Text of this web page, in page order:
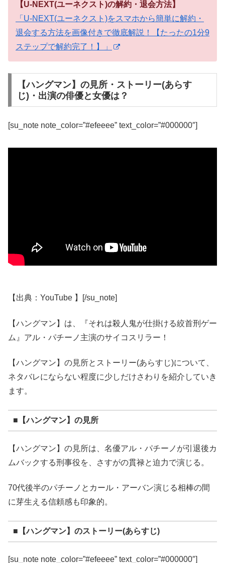
【U-NEXT(ユーネクスト)の解約・退会方法】
「U-NEXT(ユーネクスト)をスマホから簡単に解約・
退会する方法を画像付きで徹底解説！【たったの1分9
ステップで解約完了！】」
【ハングマン】の見所・ストーリー(あらす
じ)・出演の俳優と女優は？
[su_note note_color=”#efeeee” text_color=”#000000″]
【出典：YouTube 】[/su_note]
【ハングマン】は、『それは殺人鬼が仕掛ける絞首刑ゲー
ム』アル・パチーノ主演のサイコスリラー！
【ハングマン】の見所とストーリー(あらすじ)について、
ネタバレにならない程度に少しだけさわりを紹介していき
ます。
■【ハングマン】の見所
【ハングマン】の見所は、名優アル・パチーノが引退後カ
ムバックする刑事役を、さすがの貫禄と迫力で演じる。
70代後半のパチーノとカール・アーバン演じる相棒の間
に芽生える信頼感も印象的。
■【ハングマン】のストーリー(あらすじ)
[su_note note_color=”#efeeee” text_color=”#000000″]